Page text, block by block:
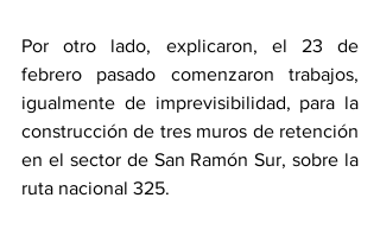
Por otro lado, explicaron, el 23 de
febrero pasado comenzaron trabajos,
igualmente de imprevisibilidad, para la
construcción de tres muros de retención
en el sector de San Ramón Sur, sobre la
ruta nacional 325.